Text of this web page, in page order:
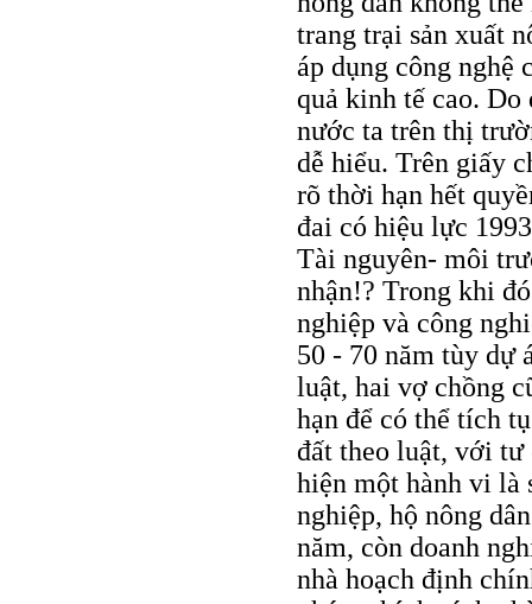
trang trại sản xuất
áp dụng công nghệ
quả kinh tế cao. Do
nước ta trên thị
dễ hiểu. Trên giấy
rõ thời hạn hết
đai có hiệu lực
Tài nguyên- môi
nhận!? Trong khi
nghiệp và công
50 - 70 năm tùy dự
luật, hai vợ chồng
hạn để có thể tích
đất theo luật, với tư
hiện một hành vi là
nghiệp, hộ nông
năm, còn doanh
nhà hoạch định